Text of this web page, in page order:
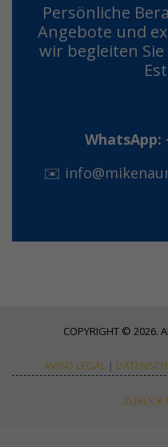
Persönliche
Angebote und
wir begleiten
WhatsApp:
✉️
COPYRIGHT © 2026.
AVISO LEGAL |
ZURÜCK